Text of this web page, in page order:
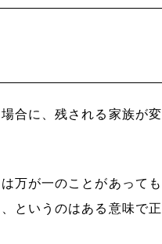
合に、残される家族が変
万が一のことがあっても
というのはある意味で正